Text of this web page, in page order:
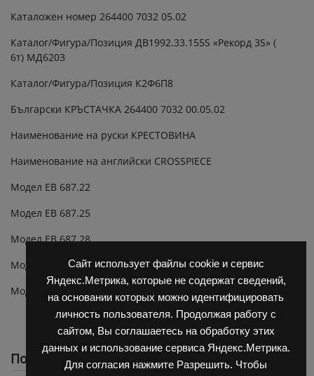
Сайт использует файлы cookie и сервис
Яндекс.Метрика, которые не содержат сведений,
на основании которых можно идентифицировать
личность пользователя. Продолжая работу с
сайтом, Вы соглашаетесь на обработку этих
данных и использование сервиса Яндекс.Метрика.
Для согласия нажмите Разрешить. Чтобы
Каталожен номер 264400 7032 05.02
Каталог/Фигура/Позиция ДВ1992.33.155S «Рекорд 3S» (
6т) МД6203
Каталог/Фигура/Позиция К2Ф6П8
Български КРЪСТАЧКА 264400 7032 00.05.02
Наименование на руски КРЕСТОВИНА
Наименование на английски CROSSPIECE
Модел ЕВ 687.22
Модел ЕВ 687.25
Модел ЕВ 687.28
Модел ЕВ 687.33
Модел ЕВ 687.45
Похожие